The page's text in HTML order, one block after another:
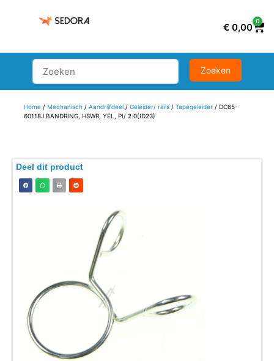
€ 0,00
0
Home/ Mechanisch/ Aandrijfdeel/ Geleider/ rails/ Tapegeleider/ DC65-
60118J BANDRING, HSWR, YEL, PI/ 2.0(ID23)
Deel dit product